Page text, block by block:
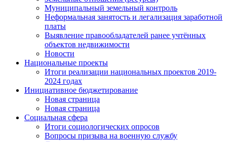
Муниципальный земельный контроль
Неформальная занятость и легализация заработной
платы
Выявление правообладателей ранее учтённых
объектов недвижимости
Новости
Национальные проекты
Итоги реализации национальных проектов 2019-
2024 годах
Инициативное бюджетирование
Новая страница
Новая страница
Социальная сфера
Итоги социологических опросов
Вопросы призыва на военную службу